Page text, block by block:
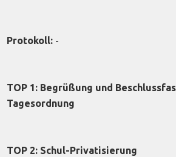
Protokoll: -
TOP 1: Begrüßung und
Tagesordnung
TOP 2: Schul-Privatisierung